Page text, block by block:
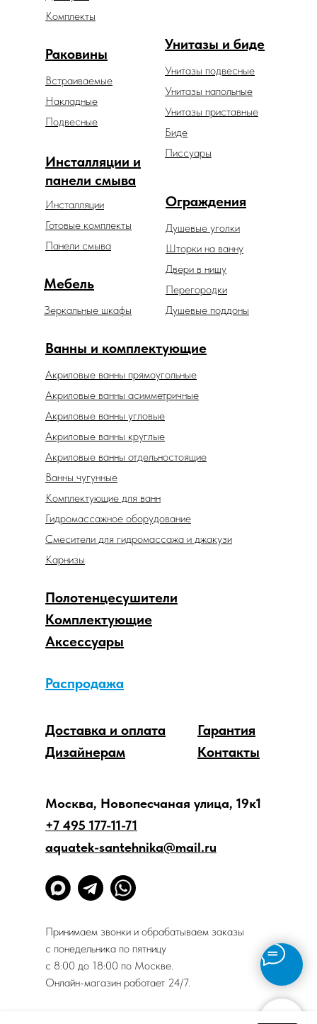
Унитазы и биде
Унитазы подвесные
Унитазы напольные
Унитазы приставные
Раковины
Встраиваемые
Накладные
Подвесные
Ванны и комплектующие
Акриловые ванны прямоугольные
Зеркальные шкафы
Мебель
Ограждения
Душевые уголки
Шторки на ванну
Двери в нишу
Перегородки
Аксессуары
Распродажа
Комплектующие
Дизайнерам
Доставка и оплата
Гарантия
Контакты
Биде
Душевые поддоны
Акриловые ванны отдельностоящие
Акриловые ванны асимметричные
Акриловые ванны угловые
Акриловые ванны круглые
Ванны чугунные
Комплектующие для ванн
Гидромассажное оборудование
Смесители для гидромассажа и джакузи
Карнизы
Полотенцесушители
Инсталляции и
панели смыва
Инсталляции
Готовые комплекты
Панели смыва
Комплекты
Писсуары
Москва, Новопесчаная улица, 19к1
+7 495 177-11-71
aquatek-santehnika@mail.ru
Принимаем звонки и обрабатываем заказы
с понедельника по пятницу
с 8:00 до 18:00 по Москве.
Онлайн-магазин работает 24/7.